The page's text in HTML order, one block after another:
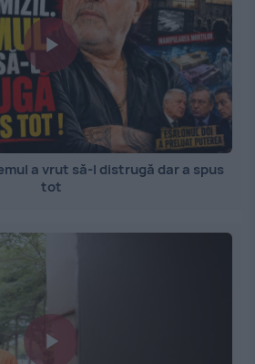
a vrut să-l distrugă dar a spus
tot